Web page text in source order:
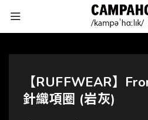
【RUFFWEAR】
針織項圈 (岩灰)